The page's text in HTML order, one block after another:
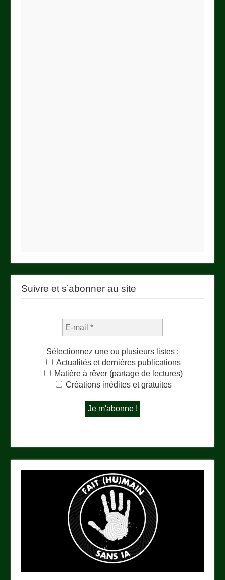
Suivre et s’abonner au site
Sélectionnez une ou plusieurs listes :
Actualités et dernières publications
Matière à rêver (partage de lectures)
Créations inédites et gratuites